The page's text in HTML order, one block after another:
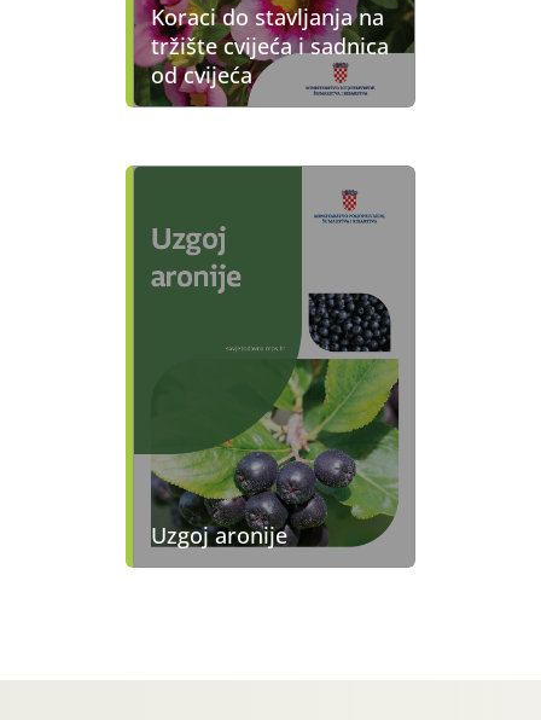
Koraci do stavljanja na
tržište cvijeća i sadnica
od cvijeća
Uzgoj aronije